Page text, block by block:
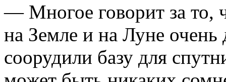
— Многое говорит за то,
на Земле и на Луне
соорудили базу для